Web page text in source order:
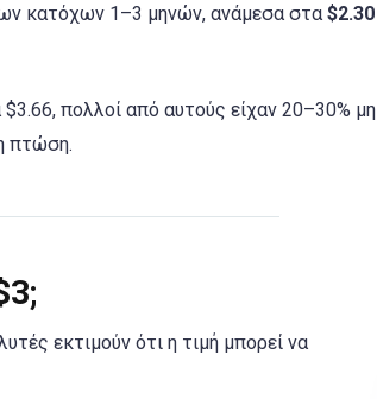
κατόχων 1–3 μηνών, ανάμεσα στα $2.30
πολλοί από αυτούς είχαν 20–30% μη
πτώση.
εκτιμούν ότι η τιμή μπορεί να